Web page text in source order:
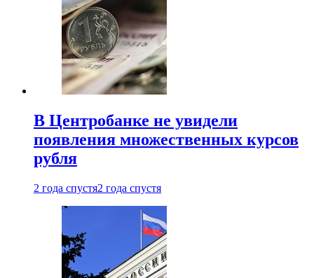
В Центробанке не увидели
появления множественных курсов
рубля
2 года спустя2 года спустя